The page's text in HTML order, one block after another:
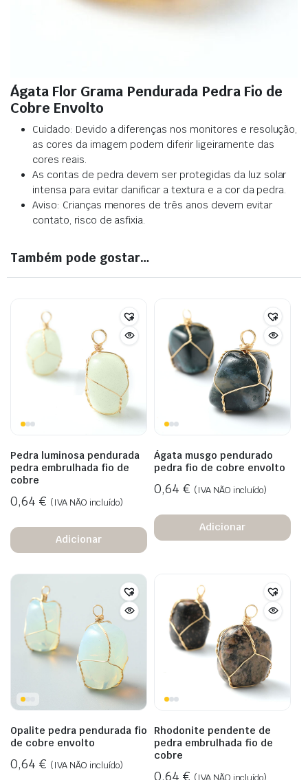
Ágata Flor Grama Pendurada Pedra Fio de
Cobre Envolto
Cuidado: Devido a diferenças nos monitores e resolução,
as cores da imagem podem diferir ligeiramente das
cores reais.
As contas de pedra devem ser protegidas da luz solar
intensa para evitar danificar a textura e a cor da pedra.
Aviso: Crianças menores de três anos devem evitar
contato, risco de asfixia.
Também pode gostar…
Pedra luminosa pendurada
pedra embrulhada fio de
cobre
0,64 € (IVA NÃO incluído)
Adicionar
Ágata musgo pendurado
pedra fio de cobre envolto
0,64 € (IVA NÃO incluído)
Adicionar
Opalite pedra pendurada fio
de cobre envolto
0,64 € (IVA NÃO incluído)
Rhodonite pendente de
pedra embrulhada fio de
cobre
0,64 € (IVA NÃO incluído)